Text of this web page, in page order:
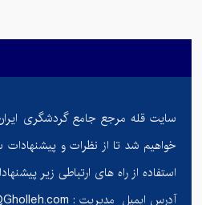
چطور زندگی‌تان را تحت
مرداب دیوک؛ نگینی پنهان
سایت قله مرجع جامع گردشگری
خواهیم شد تا از نظرات و پیشنهادات
استفاده از راه های ارتباطی زیر
آدرس ایمیل مدیریت :